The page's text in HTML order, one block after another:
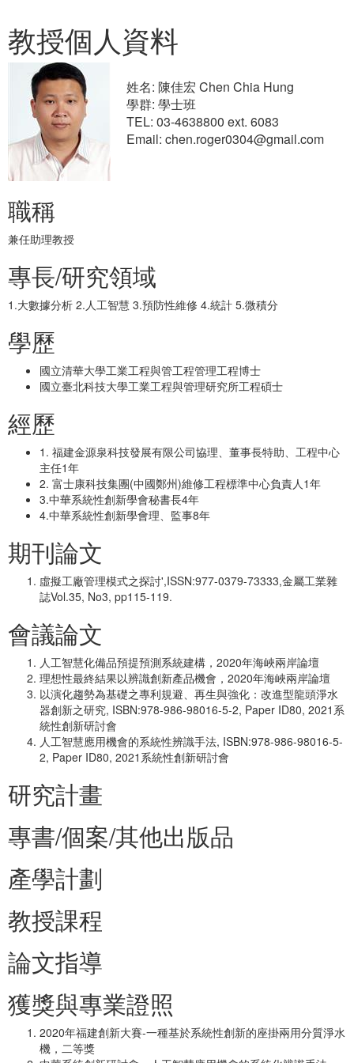
教授個人資料
姓名: 陳佳宏 Chen Chia Hung
學群: 學士班
TEL: 03-4638800 ext. 6083
Email: chen.roger0304@gmail.com
職稱
兼任助理教授
專長/研究領域
1.大數據分析 2.人工智慧 3.預防性維修 4.統計 5.微積分
學歷
國立清華大學工業工程與管工程管理工程博士
國立臺北科技大學工業工程與管理研究所工程碩士
經歷
1. 福建金源泉科技發展有限公司協理、董事長特助、工程中心
主任1年
2. 富士康科技集團(中國鄭州)維修工程標準中心負責人1年
3.中華系統性創新學會秘書長4年
4.中華系統性創新學會理、監事8年
期刊論文
虛擬工廠管理模式之探討',ISSN:977-0379-73333,金屬工業雜
誌Vol.35, No3, pp115-119.
會議論文
人工智慧化備品預提預測系統建構，2020年海峽兩岸論壇
理想性最終結果以辨識創新產品機會，2020年海峽兩岸論壇
以演化趨勢為基礎之專利規避、再生與強化：改進型龍頭淨水
器創新之研究, ISBN:978-986-98016-5-2, Paper ID80, 2021系
統性創新研討會
人工智慧應用機會的系統性辨識手法, ISBN:978-986-98016-5-
2, Paper ID80, 2021系統性創新研討會
研究計畫
專書/個案/其他出版品
產學計劃
教授課程
論文指導
獲獎與專業證照
2020年福建創新大賽-一種基於系統性創新的座掛兩用分質淨水
機，二等獎